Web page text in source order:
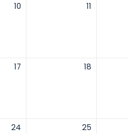
10 11
17 18
24 25